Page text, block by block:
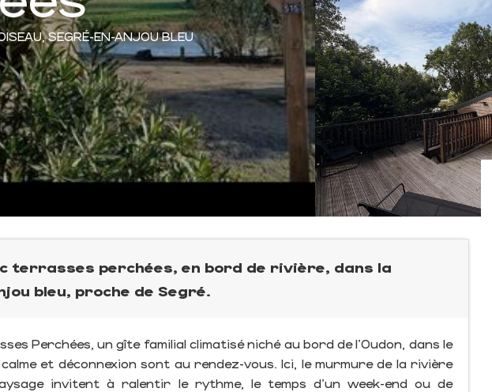
SEGRÉ-EN-ANJOU BLEU
terrasses perchées, en bord de rivière, dans la
bleu, proche de Segré.
Perchées, un gîte familial climatisé niché au bord de l’Oudon, dans le
et déconnexion sont au rendez-vous. Ici, le murmure de la rivière
invitent à ralentir le rythme, le temps d’un week-end ou de